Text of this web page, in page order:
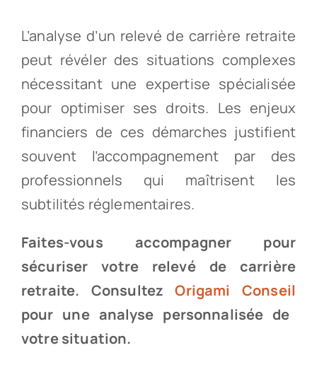
L’analyse d’un relevé de carrière retraite
peut révéler des situations complexes
nécessitant une expertise spécialisée
pour optimiser ses droits. Les enjeux
financiers de ces démarches justifient
souvent l’accompagnement par des
professionnels qui maîtrisent les
subtilités réglementaires.
Faites-vous accompagner pour
sécuriser votre relevé de carrière
retraite. Consultez
Origami Conseil
pour une analyse personnalisée de
votre situation.